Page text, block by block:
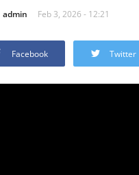
admin Feb 3, 2026 - 12:21
Facebook Twitter